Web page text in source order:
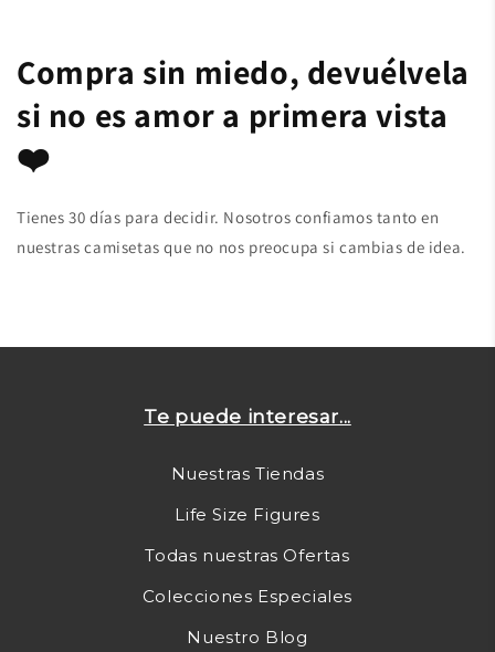
Compra sin miedo, devuélvela
si no es amor a primera vista
❤️
Tienes 30 días para decidir. Nosotros confiamos tanto en
nuestras camisetas que no nos preocupa si cambias de idea.
Te puede interesar...
Nuestras Tiendas
Life Size Figures
Todas nuestras Ofertas
Colecciones Especiales
Nuestro Blog